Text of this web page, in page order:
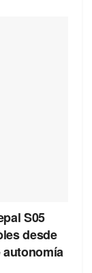
S05
desde
autonomía